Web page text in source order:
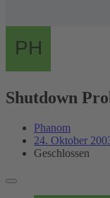
Shutdown
Phanom
24. Oktober
Geschlossen